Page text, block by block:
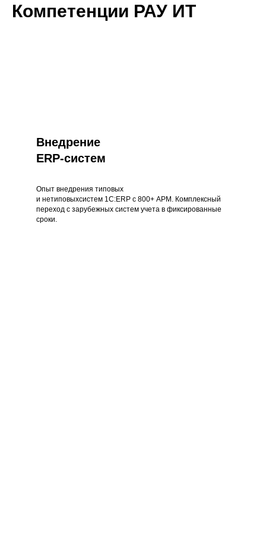
Компетенции РАУ ИТ
Внедрение
ERP-систем
Опыт внедрения типовых
и нетиповыхсистем 1С:ERP с 800+ АРМ. Комплексный
переход с зарубежных систем учета в фиксированные
сроки.